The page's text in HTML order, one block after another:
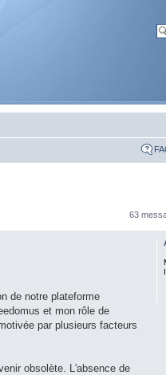
63
de notre plateforme
et mon rôle de
par plusieurs facteurs
obsolète. L'absence de